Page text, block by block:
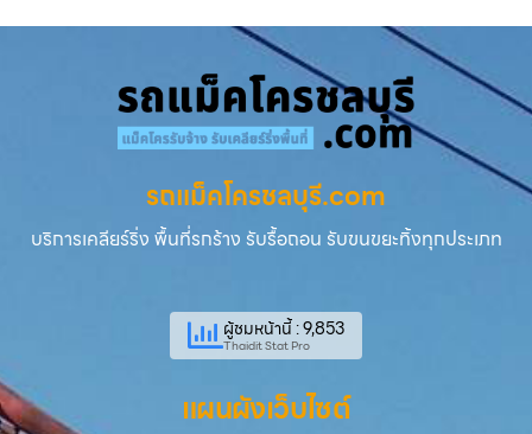
รถแม็คโครชลบุรี.com
บริการเคลียร์ริ่ง พื้นที่รกร้าง รับรื้อถอน รับขนขยะทิ้งทุกประเภท
ผู้ชมหน้านี้ : 9,853
Thaidit Stat Pro
แผนผังเว็บไซต์